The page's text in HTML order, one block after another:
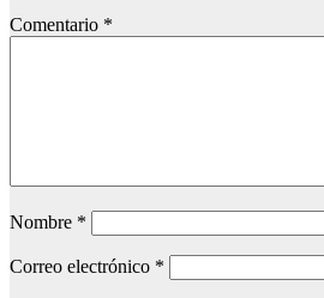
Comentario *
Nombre *
Correo electrónico *